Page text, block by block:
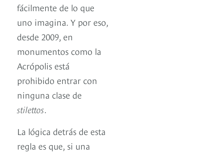
fácilmente de lo que
uno imagina. Y por eso,
desde 2009, en
monumentos como la
Acrópolis está
prohibido entrar con
ninguna clase de
stilettos
La lógica detrás de esta
regla es que, si una